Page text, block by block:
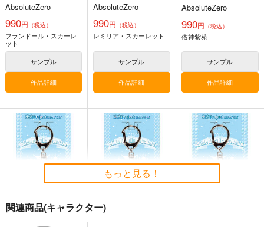
CHALDEA SKETCH 1
6
CLOSET CHILD
1,481 （税込）
Fate/Grand Order
メタトロン・ジャンヌ
サンプル
カート
Fate/GOMEMO10
ワダメモ
（税込）
Fate/Grand Order
サンプル
カート
刑部姫 豪華客船へ行
く
んじゃめな本舗
605円（税込）
Fate/Grand Order
刑部姫
蘆屋道満
サンプル
カート
東方スライドキーホル
ダー 古明地こいし
AbsoluteZero
サンプル
東方スライドキーホル
ダー 依神紫苑
AbsoluteZero
990円（税込）
東方スライドキーホル
ダー レミリア
AbsoluteZero
AbsoluteZero
990円 （税込）
フランドール・スカーレ
ット
サンプル
作品詳細
AbsoluteZero
990円 （税込）
レミリア・スカーレット
サンプル
作品詳細
AbsoluteZero
990円 （税込）
依神紫苑
サンプル
作品詳細
もっと見る！
関連商品(キャラクター)